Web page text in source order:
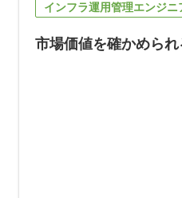
インフラ運用管理エンジニ
市場価値を確かめら